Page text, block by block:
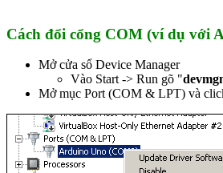
Cách đổi cổng COM (ví dụ với
Mở cửa sổ Device Manager
Vào Start -> Run gõ "
Mở mục Port (COM & LPT) và